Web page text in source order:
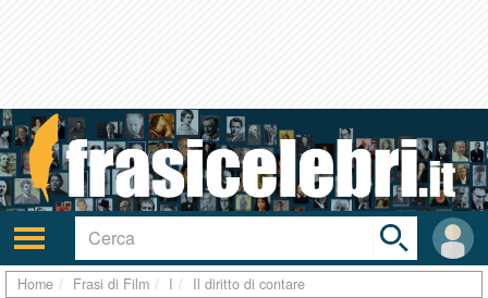
Attiva/disattiva
navigazione
User
area
Toggle
search
bar
Home Frasi di Film I Il diritto di contare